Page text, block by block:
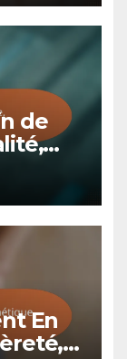
de
En